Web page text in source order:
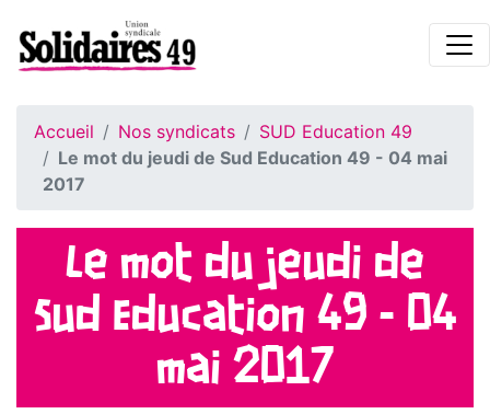
Accueil Nos syndicats
SUD Education 49
Le mot du jeudi de Sud Education 49 - 04 mai
2017
Le mot du jeudi de
Sud Education 49 - 04
mai 2017